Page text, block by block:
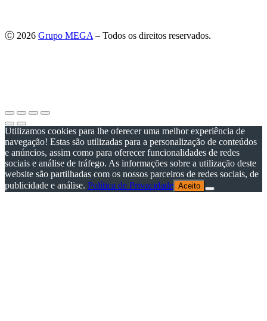
Ⓒ 2026 Grupo MEGA – Todos os direitos reservados.
Utilizamos cookies para lhe oferecer uma melhor experiência de
navegação! Estas são utilizadas para a personalização de conteúdos
e anúncios, assim como para oferecer funcionalidades de redes
sociais e análise de tráfego. As informações sobre a utilização deste
website são partilhadas com os nossos parceiros de redes sociais, de
publicidade e análise. Política de Privacidade Aceito